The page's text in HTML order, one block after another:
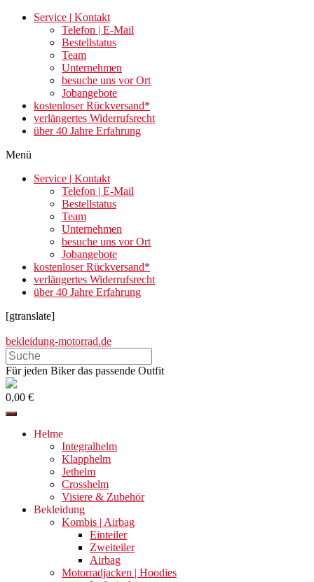
Zum
Service | Kontakt
Telefon | E-Mail
Bestellstatus
Team
Unternehmen
besuche uns vor Ort
Jobangebote
kostenloser Rückversand*
verlängertes Widerrufsrecht
über 40 Jahre Erfahrung
Menü
Service | Kontakt
Telefon | E-Mail
Bestellstatus
Team
Unternehmen
besuche uns vor Ort
Jobangebote
kostenloser Rückversand*
verlängertes Widerrufsrecht
über 40 Jahre Erfahrung
[gtranslate]
bekleidung-motorrad.de
Search
this
website
Für jeden Biker das passende Outfit
0,00 €
Helme
Integralhelm
Klapphelm
Jethelm
Crosshelm
Visiere & Zubehör
Bekleidung
Kombis | Airbag
Einteiler
Zweiteiler
Airbag
Motorradjacken | Hoodies